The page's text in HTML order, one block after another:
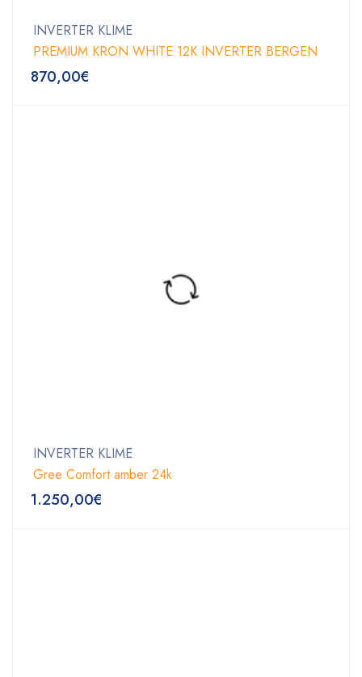
INVERTER KLIME
PREMIUM KRON WHITE 12K INVERTER BERGEN
870,00€
INVERTER KLIME
Gree Comfort amber 24k
1.250,00€